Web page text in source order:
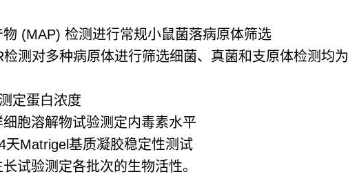
(MAP) 检测进行常规小鼠菌落病原体筛选
测对多种病原体进行筛选细菌、真菌和支原体检测均为
定蛋白浓度
胞溶解物试验测定内毒素水平
Matrigel基质凝胶稳定性测试
试验测定各批次的生物活性。